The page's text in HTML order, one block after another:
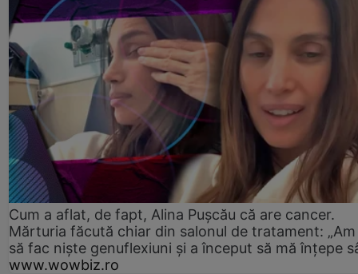
Cum a aflat, de fapt, Alina Pușcău că are cancer.
Mărturia făcută chiar din salonul de tratament:
să fac niște genuflexiuni și a început să mă înțepe
www.wowbiz.ro